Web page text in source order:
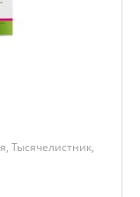
Тысячелистник,